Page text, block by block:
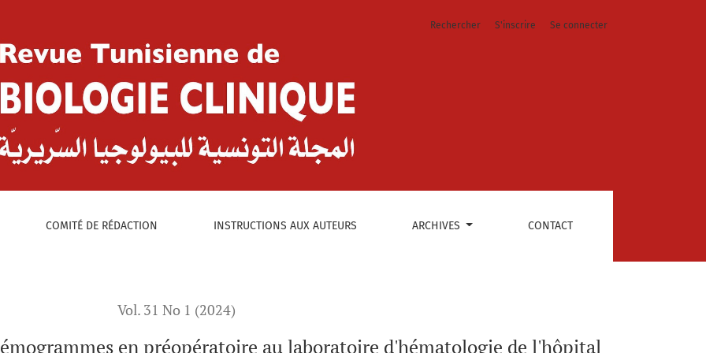
préopératoire au laboratoire d&#039;hématologie de l&#039;hôpital Joseph Ravoahangy
COMITÉ DE RÉDACTION INSTRUCTIONS AUX AUTEURS ARCHIVES CONTACT
Rechercher S'inscrire Se connecter
Vol. 31 No 1 (2024)
en préopératoire au laboratoire d'hématologie de l'hôpital